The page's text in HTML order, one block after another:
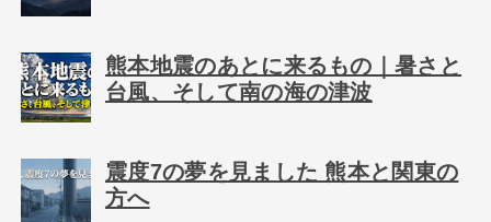
熊本地震のあとに来るもの｜暑さと
台風、そして南の海の津波
震度7の夢を見ました 熊本と関東の
方へ